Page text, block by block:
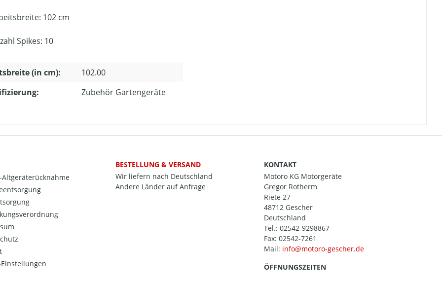
102 cm
Spikes: 10
(in cm):
102.00
Zubehör Gartengeräte
Altgeräterücknahme
Einstellungen
BESTELLUNG & VERSAND
Wir liefern nach Deutschland
Andere Länder auf Anfrage
KONTAKT
Motoro KG Motorgeräte
Gregor Rotherm
Riete 27
48712 Gescher
Deutschland
Tel.: 02542-9298867
Fax: 02542-7261
Mail:
ÖFFNUNGSZEITEN